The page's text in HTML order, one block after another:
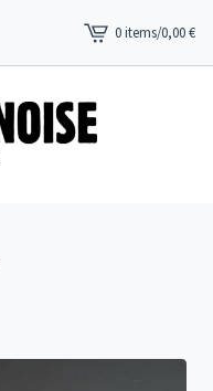
View
cart
0 items/0,00€